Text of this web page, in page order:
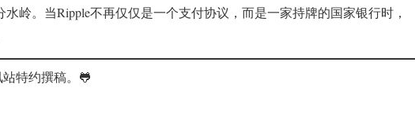
岭。当Ripple不再仅仅是一个支付协议，而是一家持牌的国家银行时，
特约撰稿。🐸️